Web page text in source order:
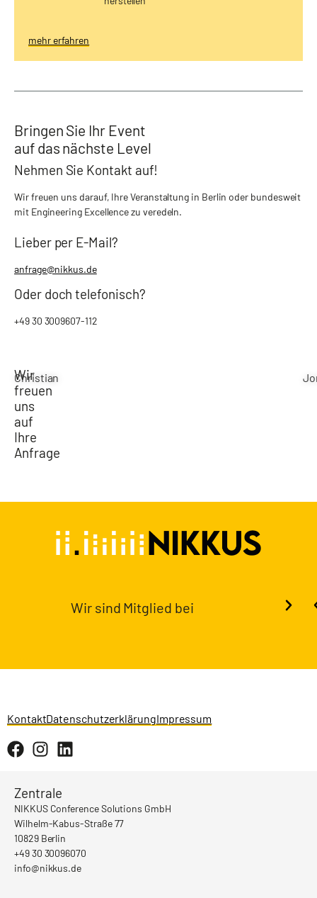
mehr erfahren
Bringen Sie Ihr Event
auf das nächste Level
Nehmen Sie Kontakt auf!
Wir freuen uns darauf, Ihre Veranstaltung in Berlin oder bundesweit
mit Engineering Excellence zu veredeln.
Lieber per E-Mail?
anfrage@nikkus.de
Oder doch telefonisch?
+49 30 3009607-112
Wir
freuen
uns
auf
Ihre
Anfrage
Christian
Wir sind Mitglied bei
KontaktDatenschutzerklärungImpressum
Zentrale
NIKKUS Conference Solutions GmbH
Wilhelm-Kabus-Straße 77
10829 Berlin
+49 30 30096070
info@nikkus.de